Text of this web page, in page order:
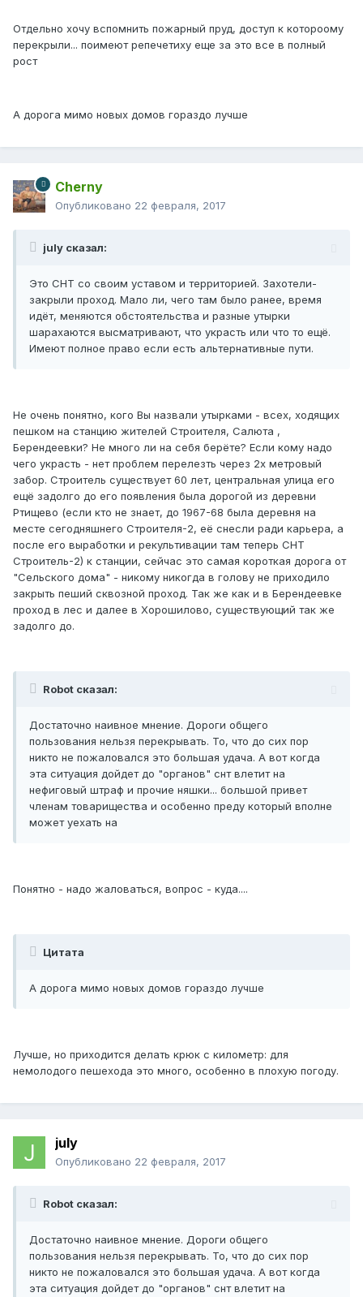
Отдельно хочу вспомнить пожарный пруд, доступ к котороому
перекрыли... поимеют репечетиху еще за это все в полный
рост
А дорога мимо новых домов гораздо лучше
Cherny
Опубликовано 22 февраля, 2017
july сказал:
Это СНТ со своим уставом и территорией. Захотели-
закрыли проход. Мало ли, чего там было ранее, время
идёт, меняются обстоятельства и разные утырки
шарахаются высматривают, что украсть или что то ещё.
Имеют полное право если есть альтернативные пути.
Не очень понятно, кого Вы назвали утырками - всех, ходящих
пешком на станцию жителей Строителя, Салюта ,
Берендеевки? Не много ли на себя берёте? Если кому надо
чего украсть - нет проблем перелезть через 2х метровый
забор. Строитель существует 60 лет, центральная улица его
ещё задолго до его появления была дорогой из деревни
Ртищево (если кто не знает, до 1967-68 была деревня на
месте сегодняшнего Строителя-2, её снесли ради карьера, а
после его выработки и рекультивации там теперь СНТ
Строитель-2) к станции, сейчас это самая короткая дорога от
"Сельского дома" - никому никогда в голову не приходило
закрыть пеший сквозной проход. Так же как и в Берендеевке
проход в лес и далее в Хорошилово, существующий так же
задолго до.
Robot сказал:
Достаточно наивное мнение. Дороги общего
пользования нельзя перекрывать. То, что до сих пор
никто не пожаловался это большая удача. А вот когда
эта ситуация дойдет до "органов" снт влетит на
нефиговый штраф и прочие няшки... большой привет
членам товарищества и особенно преду который вполне
может уехать на
Понятно - надо жаловаться, вопрос - куда....
Цитата
А дорога мимо новых домов гораздо лучше
Лучше, но приходится делать крюк с километр: для
немолодого пешехода это много, особенно в плохую погоду.
july
Опубликовано 22 февраля, 2017
Robot сказал:
Достаточно наивное мнение. Дороги общего
пользования нельзя перекрывать. То, что до сих пор
никто не пожаловался это большая удача. А вот когда
эта ситуация дойдет до "органов" снт влетит на